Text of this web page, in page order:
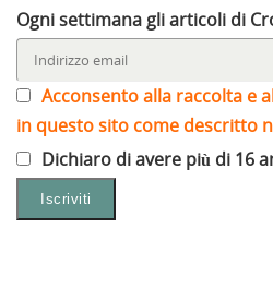
Ogni settimana gli articoli di
Acconsento alla raccolta e
in questo sito come descritto
Dichiaro di avere più di 16